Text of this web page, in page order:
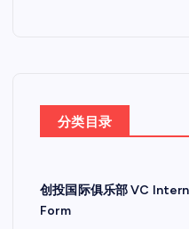
分类目录
创投国际俱乐部 VC
Form